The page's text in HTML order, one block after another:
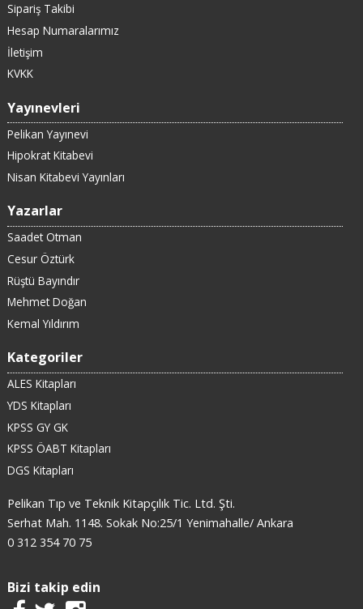
Sipariş Takibi
Hesap Numaralarımız
İletişim
KVKK
Yayınevleri
Pelikan Yayınevi
Hipokrat Kitabevi
Nisan Kitabevi Yayınları
Yazarlar
Saadet Otman
Cesur Öztürk
Rüştü Bayındır
Mehmet Doğan
Kemal Yıldırım
Kategoriler
ALES Kitapları
YDS Kitapları
KPSS GY GK
KPSS ÖABT Kitapları
DGS Kitapları
Pelikan Tıp ve Teknik Kitapçılık Tic. Ltd. Şti.
Serhat Mah. 1148. Sokak No:25/1 Yenimahalle/ Ankara
0 312 354 70 75
Bizi takip edin